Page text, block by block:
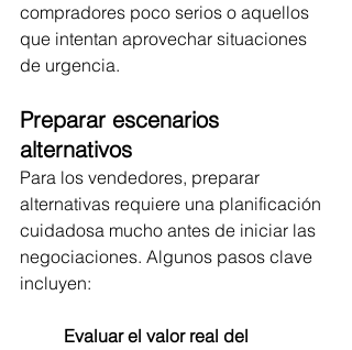
compradores poco serios o aquellos
que intentan aprovechar situaciones
de urgencia.
Preparar escenarios
alternativos
Para los vendedores, preparar
alternativas requiere una planificación
cuidadosa mucho antes de iniciar las
negociaciones. Algunos pasos clave
incluyen:
Evaluar el valor real del